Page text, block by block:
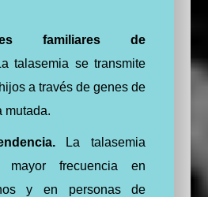
familiares de
talasemia se transmite
a través de genes de
mutada.
La talasemia
mayor frecuencia en
y en personas de